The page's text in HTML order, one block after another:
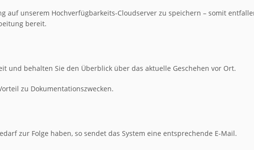
auf unserem Hochverfügbarkeits-Cloudserver zu speichern – somit
bereit.
und behalten Sie den Überblick über das aktuelle Geschehen vor Ort.
zu Dokumentationszwecken.
zur Folge haben, so sendet das System eine entsprechende E-Mail.